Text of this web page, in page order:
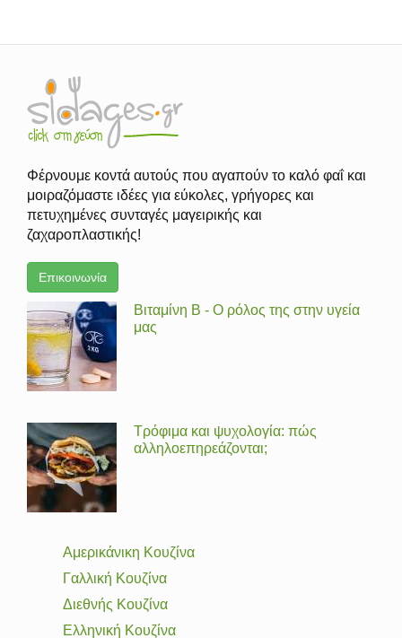
Φέρνουμε κοντά αυτούς που αγαπούν το καλό φαΐ και
μοιραζόμαστε ιδέες για εύκολες, γρήγορες και
πετυχημένες συνταγές μαγειρικής και
ζαχαροπλαστικής!
Επικοινωνία
Βιταμίνη Β - Ο ρόλος της στην υγεία
μας
Τρόφιμα και ψυχολογία: πώς
αλληλοεπηρεάζονται;
Αμερικάνικη Κουζίνα
Γαλλική Κουζίνα
Διεθνής Κουζίνα
Ελληνική Κουζίνα